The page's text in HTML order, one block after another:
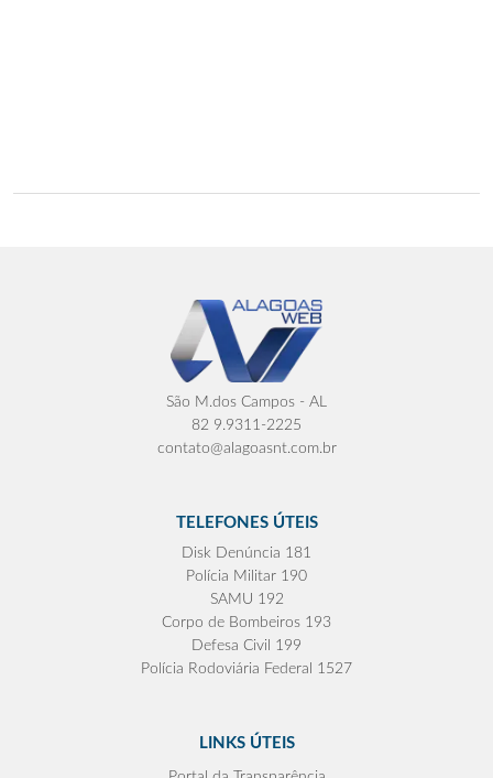
São M.dos Campos - AL
82 9.9311-2225
contato@alagoasnt.com.br
TELEFONES ÚTEIS
Disk Denúncia 181
Polícia Militar 190
SAMU 192
Corpo de Bombeiros 193
Defesa Civil 199
Polícia Rodoviária Federal 1527
LINKS ÚTEIS